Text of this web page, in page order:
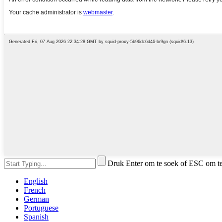
Druk Enter om te soek of ESC om
English
French
German
Portuguese
Spanish